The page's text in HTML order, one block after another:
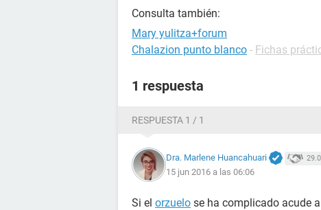
Consulta también:
Mary yulitza+forum
Chalazion punto blanco - Fichas
1 respuesta
RESPUESTA 1 / 1
Dra. Marlene Huancahuari
15 jun 2016 a las 06:06
Si el orzuelo se ha complicado acude